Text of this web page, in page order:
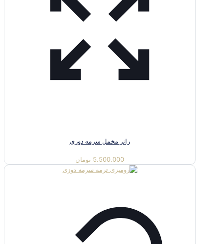
رانر مخمل سرمه دوزی
5.500.000 تومان